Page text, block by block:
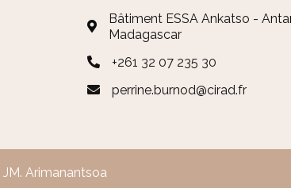
Bâtiment ESSA Ankatso -
Madagascar
+261 32 07 235 30
perrine.burnod@cirad.fr
JM. Arimanantsoa